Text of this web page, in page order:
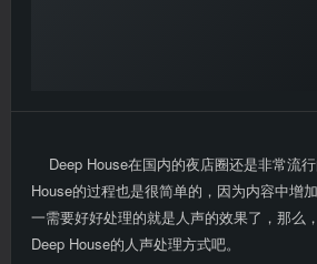
Deep House在国内的夜店圈还是非常流
House的过程也是很简单的，因为内容中增
一需要好好处理的就是人声的效果了，那么
Deep House的人声处理方式吧。